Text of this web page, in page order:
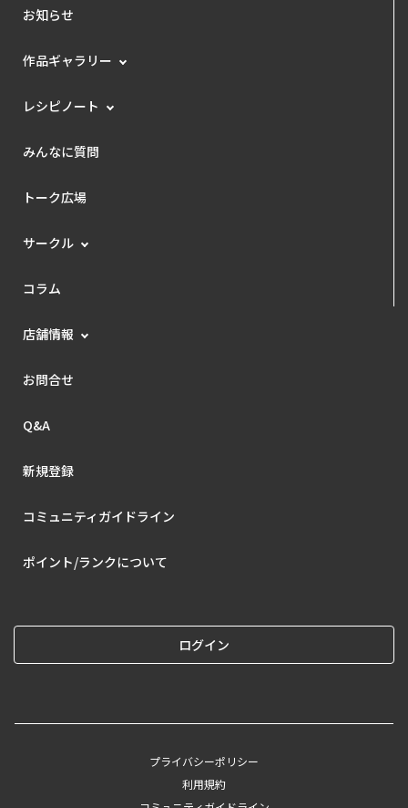
お知らせ
作品ギャラリー
レシピノート
みんなに質問
トーク広場
サークル
コラム
店舗情報
お問合せ
Q&A
新規登録
コミュニティガイドライン
ポイント/ランクについて
ログイン
プライバシーポリシー
利用規約